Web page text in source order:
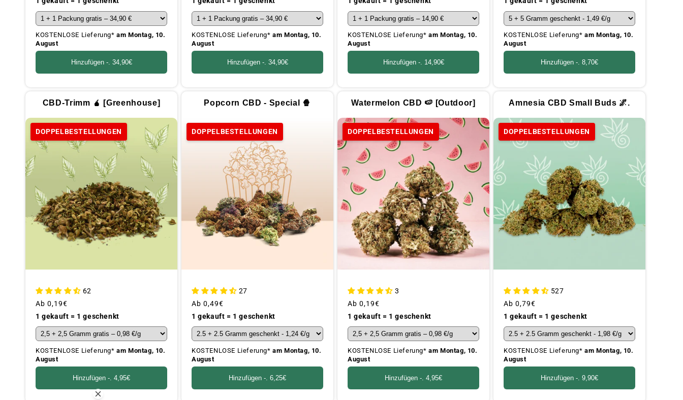
KOSTENLOSE Lieferung*am Montag, 10.
August
Hinzufügen -. 34,90€
KOSTENLOSE Lieferung*am Montag, 10.
August
Hinzufügen -. 34,90€
KOSTENLOSE Lieferung*am Montag, 10.
August
Hinzufügen -. 14,90€
KOSTENLOSE Lieferung*am Montag, 10.
August
Hinzufügen -. 8,70€
CBD-Trimm 🧉 [Greenhouse]
DOPPELBESTELLUNGEN
62
Üblicher
Preis
Ab 0,19€
1 gekauft = 1 geschenkt
KOSTENLOSE Lieferung*am Montag, 10.
August
Hinzufügen -. 4,95€
Popcorn CBD - Special 🍿
DOPPELBESTELLUNGEN
27
Üblicher
Preis
Ab 0,49€
1 gekauft = 1 geschenkt
KOSTENLOSE Lieferung*am Montag, 10.
August
Hinzufügen -. 6,25€
Watermelon CBD 🍉 [Outdoor]
DOPPELBESTELLUNGEN
3
Üblicher
Preis
Ab 0,19€
1 gekauft = 1 geschenkt
KOSTENLOSE Lieferung*am Montag, 10.
August
Hinzufügen -. 4,95€
Amnesia CBD Small Buds 🌌.
DOPPELBESTELLUNGEN
527
Üblicher
Preis
Ab 0,79€
1 gekauft = 1 geschenkt
KOSTENLOSE Lieferung*am Montag, 10.
August
Hinzufügen -. 9,90€